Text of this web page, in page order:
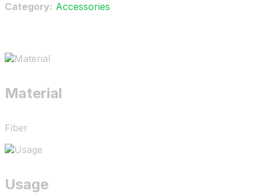
Category: Accessories
Material
Fiber
Usage